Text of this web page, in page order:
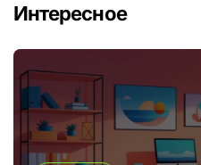
Интересное